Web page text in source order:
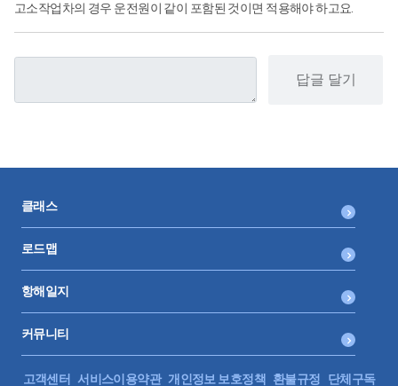
고소작업차의 경우 운전원이 같이 포함된 것이면 적용해야 하고요.
답글 달기
클래스
로드맵
항해일지
커뮤니티
고객센터 서비스이용약관 개인정보 보호정책 환불규정 단체구독